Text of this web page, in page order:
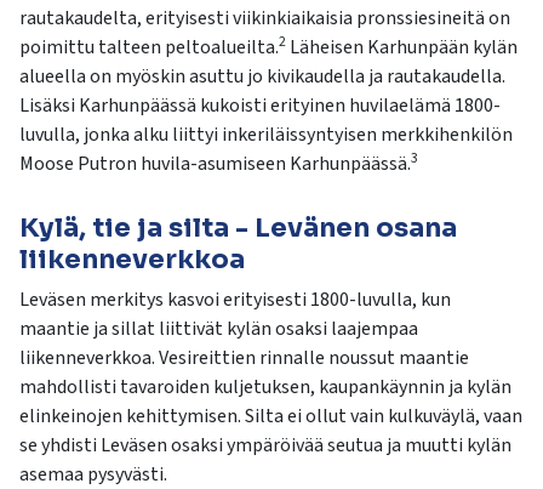
rautakaudelta, erityisesti viikinkiaikaisia pronssiesineitä on
poimittu talteen peltoalueilta.2 Läheisen Karhunpään kylän
alueella on myöskin asuttu jo kivikaudella ja rautakaudella.
Lisäksi Karhunpäässä kukoisti erityinen huvilaelämä 1800-
luvulla, jonka alku liittyi inkeriläissyntyisen merkkihenkilön
Moose Putron huvila-asumiseen Karhunpäässä.3
Kylä, tie ja silta - Levänen osana
liikenneverkkoa
Leväsen merkitys kasvoi erityisesti 1800-luvulla, kun
maantie ja sillat liittivät kylän osaksi laajempaa
liikenneverkkoa. Vesireittien rinnalle noussut maantie
mahdollisti tavaroiden kuljetuksen, kaupankäynnin ja kylän
elinkeinojen kehittymisen. Silta ei ollut vain kulkuväylä, vaan
se yhdisti Leväsen osaksi ympäröivää seutua ja muutti kylän
asemaa pysyvästi.